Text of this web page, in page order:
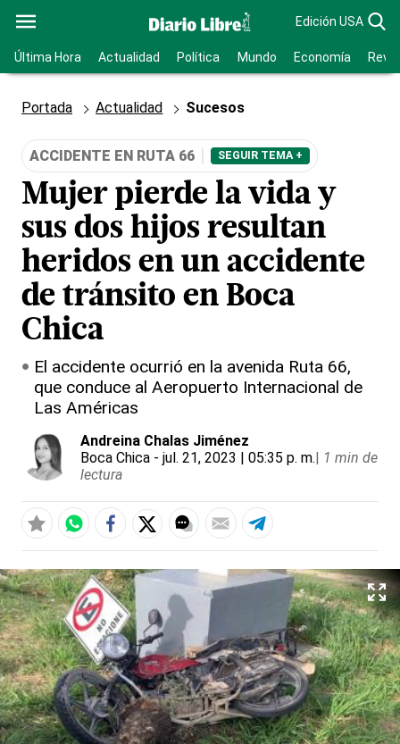
Edición USA
Última Hora Actualidad Política Mundo Economía
Portada Actualidad Sucesos
ACCIDENTE EN RUTA 66 SEGUIR TEMA +
Mujer pierde la vida y
sus dos hijos resultan
heridos en un accidente
de tránsito en Boca
Chica
El accidente ocurrió en la avenida Ruta 66,
que conduce al Aeropuerto Internacional de
Las Américas
Andreina Chalas Jiménez
Boca Chica - jul. 21, 2023 | 05:35 p. m.| 1 min de
lectura